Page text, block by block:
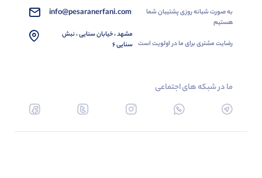
به صورت شبانه روزی پشتیبان شما
هستیم
رضایت مشتری برای ما در اولویت است
info@pesaranerfani.com
مشهد ، خیابان سنایی ، نبش
سنایی 6
ما در شبکه های اجتماعی